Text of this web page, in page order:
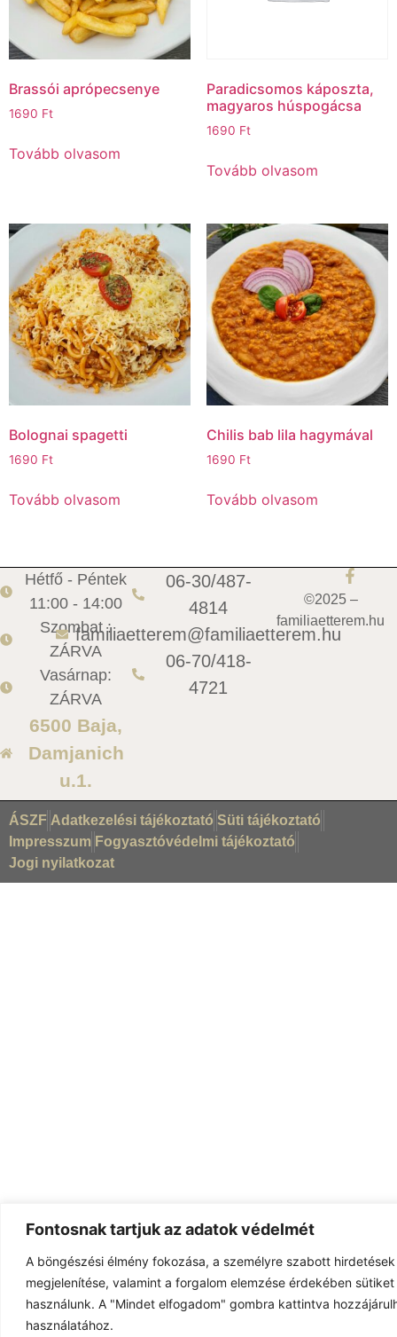
Fontosnak tartjuk az adatok védelmét
A böngészési élmény fokozása, a személyre szabott
megjelenítése, valamint a forgalom elemzése érdekében
használunk. A "Mindet elfogadom" gombra kattintva
használatához.
Brassói aprópecsenye
1690 Ft
Tovább olvasom
Paradicsomos káposzta,
magyaros húspogácsa
1690 Ft
Tovább olvasom
Bolognai spagetti
1690 Ft
Tovább olvasom
Chilis bab lila hagymával
1690 Ft
Tovább olvasom
Hétfő - Péntek
11:00 - 14:00
Szombat :
ZÁRVA
Vasárnap:
ZÁRVA
6500 Baja,
Damjanich
u.1.
06-30/487-
4814
familiaetterem@familiaetterem.hu
06-70/418-
4721
©2025 –
familiaetterem.hu
ÁSZF Adatkezelési tájékoztató Süti tájékoztató
Impresszum Fogyasztóvédelmi tájékoztató
Jogi nyilatkozat